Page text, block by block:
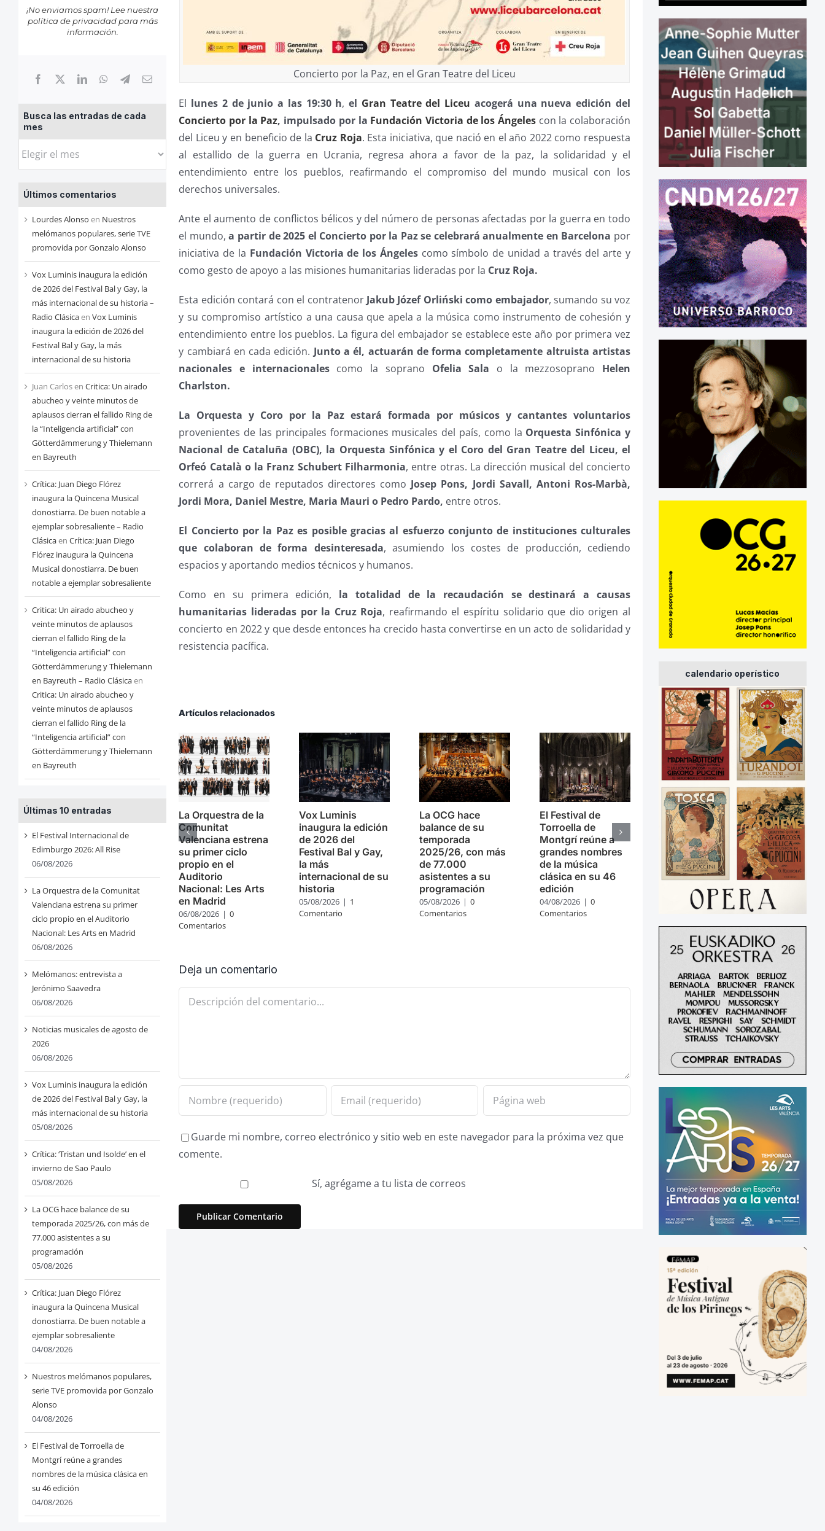
¡No enviamos spam! Lee nuestra
política de privacidadpara más
información.
Busca las entradas de cada
mes
Busca
entradas
de
cada
mes
Últimos comentarios
Lourdes Alonso en Nuestros
melómanos populares, serie TVE
promovida por Gonzalo Alonso
Vox Luminis inaugura la edición
de 2026 del Festival Bal y Gay, la
más internacional de su historia –
Radio Clásicaen Vox Luminis
inaugura la edición de 2026 del
Festival Bal y Gay, la más
internacional de su historia
Juan Carlosen Critica: Un airado
abucheo y veinte minutos de
aplausos cierran el fallido Ring de
la “Inteligencia artificial” con
Götterdämmerung y Thielemann
en Bayreuth
Crítica: Juan Diego Flórez
inaugura la Quincena Musical
donostiarra. De buen notable a
ejemplar sobresaliente – Radio
Clásicaen Crítica: Juan Diego
Flórez inaugura la Quincena
Musical donostiarra. De buen
notable a ejemplar sobresaliente
Critica: Un airado abucheo y
veinte minutos de aplausos
cierran el fallido Ring de la
“Inteligencia artificial” con
Götterdämmerung y Thielemann
en Bayreuth – Radio Clásicaen
Critica: Un airado abucheo y
veinte minutos de aplausos
cierran el fallido Ring de la
“Inteligencia artificial” con
Götterdämmerung y Thielemann
en Bayreuth
Últimas 10 entradas
El Festival Internacional de
Edimburgo 2026: All Rise
06/08/2026
La Orquestra de la Comunitat
Valenciana estrena su primer
ciclo propio en el Auditorio
Nacional: Les Arts en Madrid
06/08/2026
Melómanos: entrevista a
Jerónimo Saavedra
06/08/2026
Noticias musicales de agosto de
2026
06/08/2026
Vox Luminis inaugura la edición
de 2026 del Festival Bal y Gay, la
más internacional de su historia
05/08/2026
Crítica: ‘Tristan und Isolde’ en el
invierno de Sao Paulo
05/08/2026
La OCG hace balance de su
temporada 2025/26, con más de
77.000 asistentes a su
programación
05/08/2026
Crítica: Juan Diego Flórez
inaugura la Quincena Musical
donostiarra. De buen notable a
ejemplar sobresaliente
04/08/2026
Nuestros melómanos populares,
serie TVE promovida por Gonzalo
Alonso
04/08/2026
El Festival de Torroella de
Montgrí reúne a grandes
nombres de la música clásica en
su 46 edición
04/08/2026
Concierto por la Paz, en el Gran Teatre del Liceu
El lunes 2 de junio a las 19:30 h, el Gran Teatre del Liceu acogerá una nueva edición del
Concierto por la Paz, impulsado por la Fundación Victoria de los Ángelescon la colaboración
del Liceu y en beneficio de la Cruz Roja. Esta iniciativa, que nació en el año 2022 como respuesta
al estallido de la guerra en Ucrania, regresa ahora a favor de la paz, la solidaridad y el
entendimiento entre los pueblos, reafirmando el compromiso del mundo musical con los
derechos universales.
Ante el aumento de conflictos bélicos y del número de personas afectadas por la guerra en todo
el mundo,a partir de 2025 el Concierto por la Paz se celebrará anualmente en Barcelona por
iniciativa de la Fundación Victoria de los Ángelescomo símbolo de unidad a través del arte y
como gesto de apoyo a las misiones humanitarias lideradas por la Cruz Roja.
Esta edición contará con el contratenor Jakub Józef Orliński como embajador, sumando su voz
y su compromiso artístico a una causa que apela a la música como instrumento de cohesión y
entendimiento entre los pueblos. La figura del embajador se establece este año por primera vez
y cambiará en cada edición. Junto a él, actuarán de forma completamente altruista artistas
nacionales e internacionalescomo la soprano Ofelia Sala o la mezzosoprano Helen
Charlston.
La Orquesta y Coro por la Paz estará formada por músicos y cantantes voluntarios
provenientes de las principales formaciones musicales del país, como la Orquesta Sinfónica y
Nacional de Cataluña (OBC), la Orquesta Sinfónica y el Coro del Gran Teatre del Liceu, el
Orfeó Català o la Franz Schubert Filharmonia, entre otras. La dirección musical del concierto
correrá a cargo de reputados directores como Josep Pons, Jordi Savall, Antoni Ros-Marbà,
Jordi Mora, Daniel Mestre, Maria Mauri o Pedro Pardo, entre otros.
El Concierto por la Paz es posible gracias al esfuerzo conjunto de instituciones culturales
que colaboran de forma desinteresada, asumiendo los costes de producción, cediendo
espacios y aportando medios técnicos y humanos.
Como en su primera edición, la totalidad de la recaudación se destinará a causas
humanitarias lideradas por la Cruz Roja, reafirmando el espíritu solidario que dio origen al
concierto en 2022 y que desde entonces ha crecido hasta convertirse en un acto de solidaridad y
resistencia pacífica.
Artículos relacionados
La Orquestra de la
Comunitat
Valenciana estrena
su primer ciclo
propio en el
Auditorio
Nacional: Les Arts
en Madrid
06/08/2026 | 0
Comentarios
Vox Luminis
inaugura la edición
de 2026 del
Festival Bal y Gay,
la más
internacional de su
historia
05/08/2026 | 1
Comentario
La OCG hace
balance de su
temporada
2025/26, con más
de 77.000
asistentes a su
programación
05/08/2026 | 0
Comentarios
El Festival de
Torroella de
Montgrí reúne a
grandes nombres
de la música
clásica en su 46
edición
04/08/2026 | 0
Comentarios
Deja un comentario
Comentario
Guarde mi nombre, correo electrónico y sitio web en este navegador para la próxima vez que
comente.
Sí, agrégame a tu lista de correos
calendario operístico